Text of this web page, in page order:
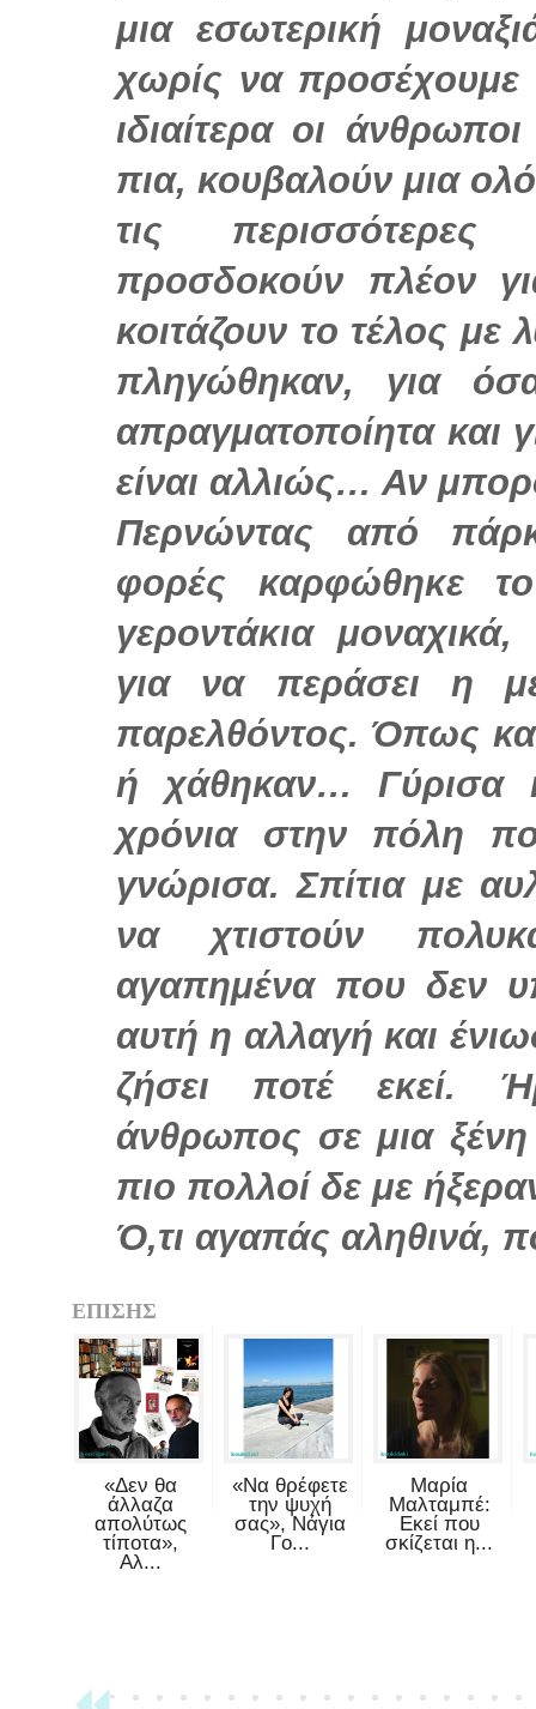
μια εσωτερική
χωρίς να προσέχουμε
ιδιαίτερα οι
πια, κουβαλούν μια
τις
προσδοκούν πλέον
κοιτάζουν το τέλος
πληγώθηκαν, για
απραγματοποίητα και
είναι αλλιώς… Αν
Περνώντας από
φορές καρφώθηκε
γεροντάκια
για να περάσει η
παρελθόντος. Όπως
ή χάθηκαν… Γύρισα
χρόνια στην πόλη
γνώρισα. Σπίτια με
να χτιστούν
αγαπημένα που δεν
αυτή η αλλαγή και
ζήσει ποτέ εκεί.
άνθρωπος σε μια
πιο πολλοί δε με
Ό,τι αγαπάς αληθινά,
ΕΠΙΣΗΣ
«Δεν θα
άλλαζα
απολύτως
τίποτα»,
Αλ...
«Να θρέφετε
την ψυχή
σας», Νάγια
Γο...
Μαρία
Μαλταμπέ:
Εκεί που
σκίζεται η...